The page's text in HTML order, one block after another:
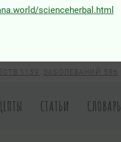
scienceherbal.html
1159 ЗАБОЛЕВАНИЙ 596
СТАТЬИ СЛОВАРЬ